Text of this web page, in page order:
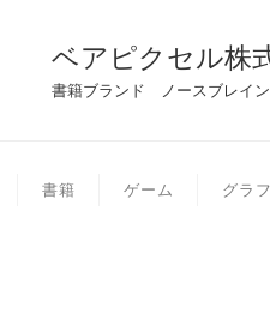
ベアピクセル株
書籍ブランド ノースブレイ
書籍 ゲーム グラ